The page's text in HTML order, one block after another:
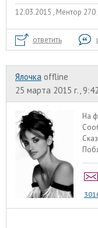
12.03.2015 , Ментор
ответить
Ялочка offline
25 марта 2015 г.,
На